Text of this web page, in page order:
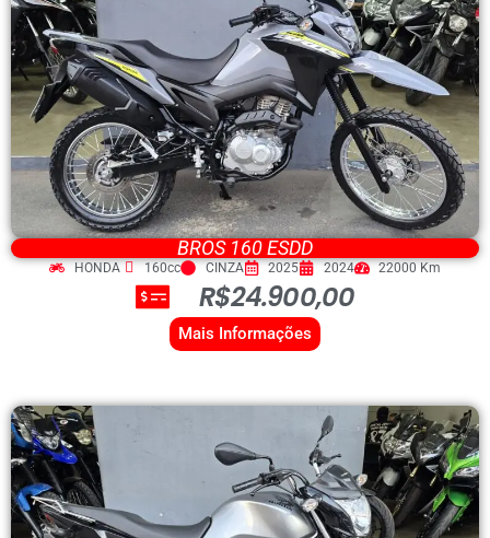
BROS 160 ESDD
HONDA 160cc CINZA 2025 2024 22000 Km
R$24.900,00
Mais Informações